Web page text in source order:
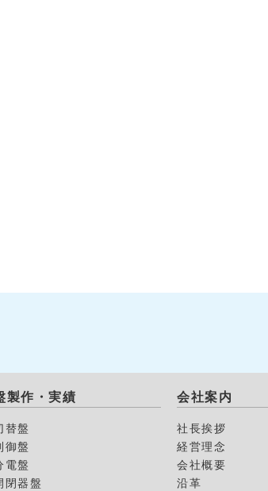
製作・実績
替盤
御盤
電盤
閉器盤
会社案内
社長挨拶
経営理念
会社概要
沿革